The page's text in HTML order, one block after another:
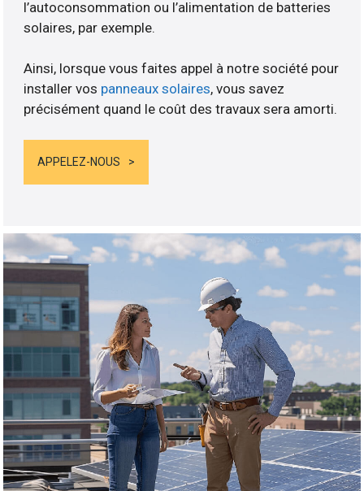
l’autoconsommation ou l’alimentation de batteries
solaires, par exemple.
Ainsi, lorsque vous faites appel à notre société pour
installer vos panneaux solaires, vous savez
précisément quand le coût des travaux sera amorti.
APPELEZ-NOUS